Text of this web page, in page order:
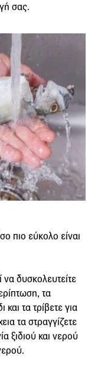
σας.
πιο εύκολο είναι
δυσκολευτείτε
τα
και τα τρίβετε για
τα στραγγίζετε
ξιδιού και νερού